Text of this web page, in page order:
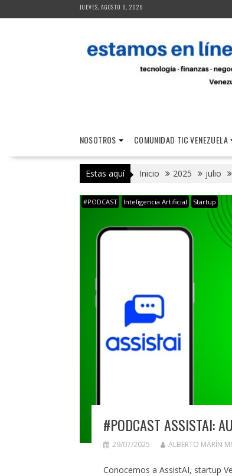
al
JUEVES, AGOSTO 6, 2026
NOSOTROS COMUNIDAD TIC VENEZUELA
Estas aquí Inicio 2025 julio
#PODCAST Inteligencia Artificial Startup
#PODCAST ASSISTAI:
29/07/2025 ALBERTO MARÍN
Conocemos a AssistAI, startup